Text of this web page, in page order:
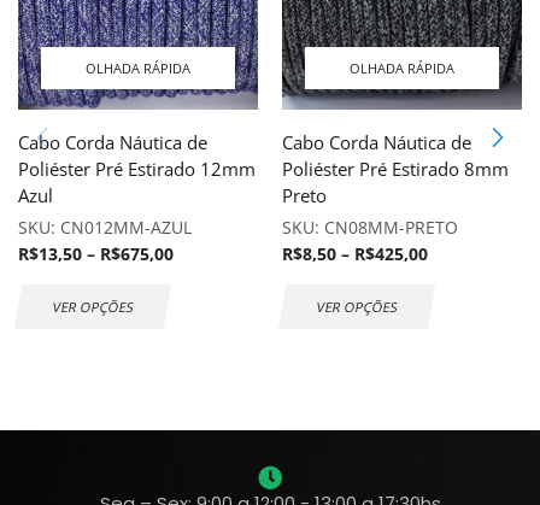
OLHADA RÁPIDA
Cabo Corda Náutica de
Poliéster Pré Estirado 12mm
Azul
SKU: CN012MM-AZUL
R$13,50 – R$675,00
VER OPÇÕES
OLHADA RÁPIDA
Cabo Corda Náutica de
Poliéster Pré Estirado 8mm
Preto
SKU: CN08MM-PRETO
R$8,50 – R$425,00
VER OPÇÕES